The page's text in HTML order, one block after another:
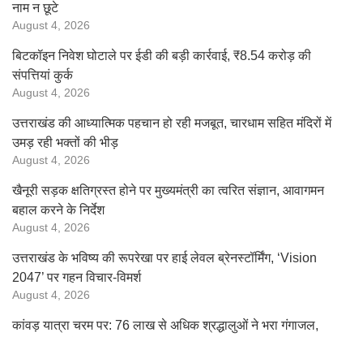
नाम न छूटे
August 4, 2026
बिटकॉइन निवेश घोटाले पर ईडी की बड़ी कार्रवाई, ₹8.54 करोड़ की
संपत्तियां कुर्क
August 4, 2026
उत्तराखंड की आध्यात्मिक पहचान हो रही मजबूत, चारधाम सहित मंदिरों में
उमड़ रही भक्तों की भीड़
August 4, 2026
खैनूरी सड़क क्षतिग्रस्त होने पर मुख्यमंत्री का त्वरित संज्ञान, आवागमन
बहाल करने के निर्देश
August 4, 2026
उत्तराखंड के भविष्य की रूपरेखा पर हाई लेवल ब्रेनस्टॉर्मिंग, ‘Vision
2047’ पर गहन विचार-विमर्श
August 4, 2026
कांवड़ यात्रा चरम पर: 76 लाख से अधिक श्रद्धालुओं ने भरा गंगाजल,